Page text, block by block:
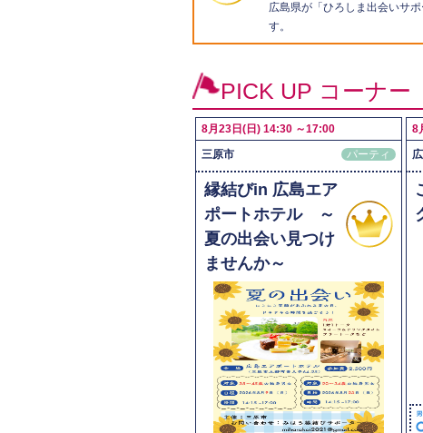
広島県が「ひろしま出会いサ
す。
PICK UP コーナー
8月23日(日) 14:30 ～17:00
三原市
パーティ
縁結びin 広島エア
ポートホテル ～
夏の出会い見つけ
ませんか～
8